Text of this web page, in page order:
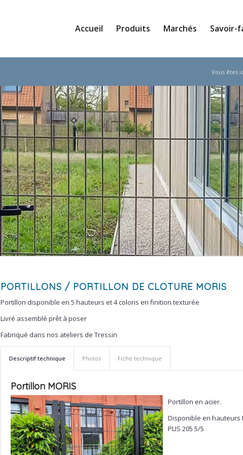
Accueil Produits Marchés Savoir-
Vous êtes
PORTILLONS / PORTILLON DE CLOTURE MORIS
Portillon disponible en 5 hauteurs et 4 coloris en finition texturée
Livré assemblé prêt à poser
Fabriqué dans nos ateliers de Tressin
Descriptif technique Photos Fiche technique
Portillon MORIS
Portillon en acier.
Disponible en hauteurs
PLIS 205 5/5